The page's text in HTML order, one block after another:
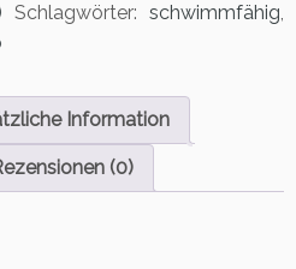
Schlagwörter: schwimmfähig,
Information
(0)